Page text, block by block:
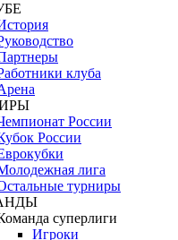
клуба
России
России
лига
турниры
суперлиги
Игроки